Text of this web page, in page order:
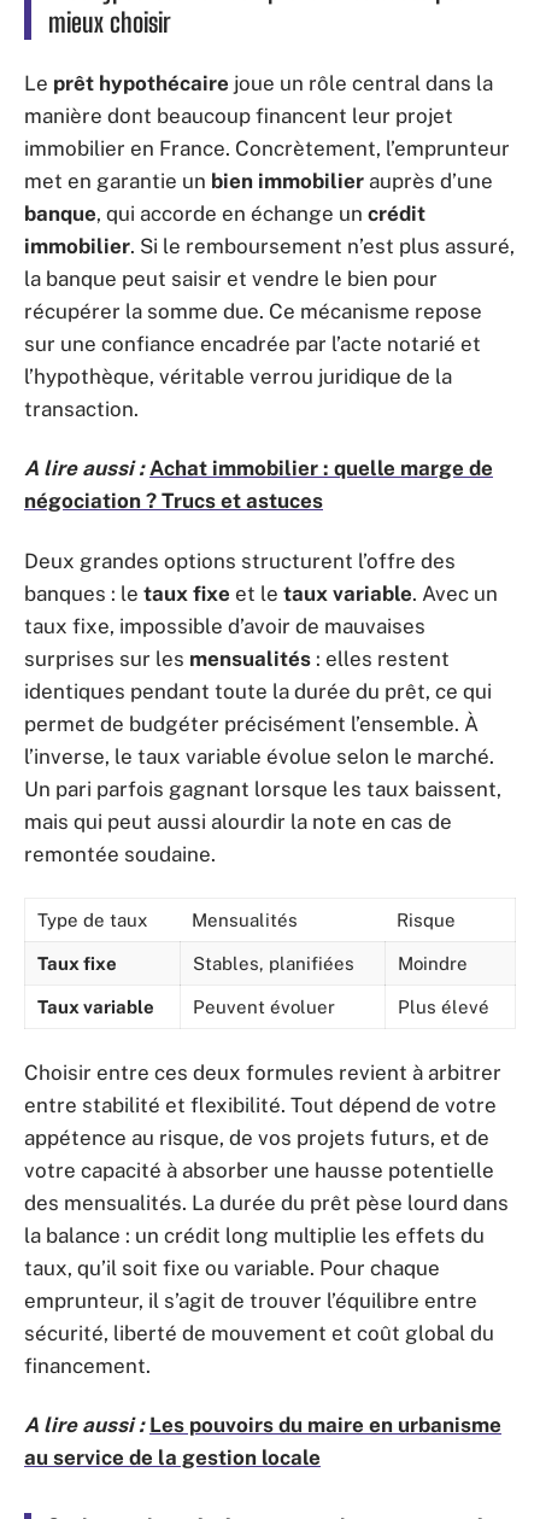
mieux choisir
Le prêt hypothécaire joue un rôle central dans la
manière dont beaucoup financent leur projet
immobilier en France. Concrètement, l’emprunteur
met en garantie un bien immobilier auprès d’une
banque, qui accorde en échange un crédit
immobilier. Si le remboursement n’est plus assuré,
la banque peut saisir et vendre le bien pour
récupérer la somme due. Ce mécanisme repose
sur une confiance encadrée par l’acte notarié et
l’hypothèque, véritable verrou juridique de la
transaction.
A lire aussi : Achat immobilier : quelle marge de
négociation ? Trucs et astuces
Deux grandes options structurent l’offre des
banques : le taux fixe et le taux variable. Avec un
taux fixe, impossible d’avoir de mauvaises
surprises sur les mensualités : elles restent
identiques pendant toute la durée du prêt, ce qui
permet de budgéter précisément l’ensemble. À
l’inverse, le taux variable évolue selon le marché.
Un pari parfois gagnant lorsque les taux baissent,
mais qui peut aussi alourdir la note en cas de
remontée soudaine.
Type de taux Mensualités Risque
Taux fixe Stables, planifiées Moindre
Taux variable Peuvent évoluer Plus élevé
Choisir entre ces deux formules revient à arbitrer
entre stabilité et flexibilité. Tout dépend de votre
appétence au risque, de vos projets futurs, et de
votre capacité à absorber une hausse potentielle
des mensualités. La durée du prêt pèse lourd dans
la balance : un crédit long multiplie les effets du
taux, qu’il soit fixe ou variable. Pour chaque
emprunteur, il s’agit de trouver l’équilibre entre
sécurité, liberté de mouvement et coût global du
financement.
A lire aussi : Les pouvoirs du maire en urbanisme
au service de la gestion locale